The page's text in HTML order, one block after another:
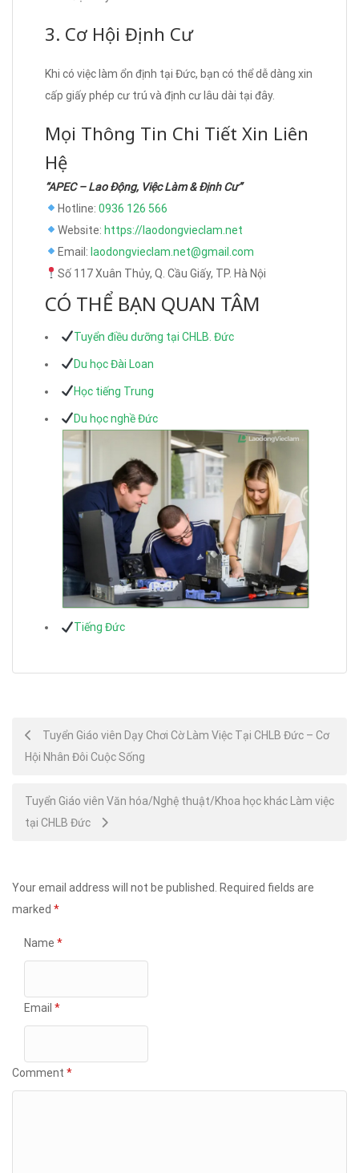
3. Cơ Hội Định Cư
Khi có việc làm ổn định tại Đức, bạn có thể dễ dàng xin
cấp giấy phép cư trú và định cư lâu dài tại đây.
Mọi Thông Tin Chi Tiết Xin Liên
Hệ
“APEC – Lao Động, Việc Làm & Định Cư”
Hotline: 0936 126 566
Website: https://laodongvieclam.net
Email: laodongvieclam.net@gmail.com
Số 117 Xuân Thủy, Q. Cầu Giấy, TP. Hà Nội
CÓ THỂ BẠN QUAN TÂM
Tuyển điều dưỡng tại CHLB. Đức
Du học Đài Loan
Học tiếng Trung
Du học nghề Đức
Tiếng Đức
Post
navigation
Tuyển Giáo viên Dạy Chơi Cờ Làm Việc Tại CHLB Đức – Cơ
Hội Nhân Đôi Cuộc Sống
Tuyển Giáo viên Văn hóa/Nghệ thuật/Khoa học khác Làm việc
tại CHLB Đức
Your email address will not be published. Required fields are
marked *
Name *
Email *
Comment *